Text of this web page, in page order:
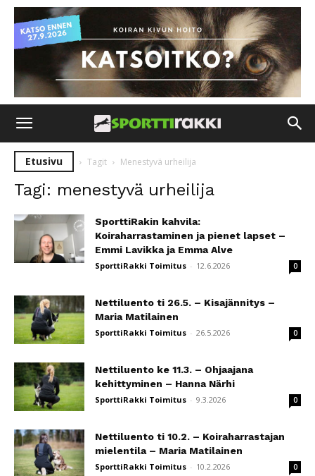
Etusivu Tagit Menestyvä urheilija
Tagi: menestyvä urheilija
SporttiRakin kahvila:
Koiraharrastaminen ja pienet lapset –
Emmi Lavikka ja Emma Alve
SporttiRakki Toimitus - 12.6.2026 0
Nettiluento ti 26.5. – Kisajännitys –
Maria Matilainen
SporttiRakki Toimitus - 26.5.2026 0
Nettiluento ke 11.3. – Ohjaajana
kehittyminen – Hanna Närhi
SporttiRakki Toimitus - 9.3.2026 0
Nettiluento ti 10.2. – Koiraharrastajan
mielentila – Maria Matilainen
SporttiRakki Toimitus - 10.2.2026 0